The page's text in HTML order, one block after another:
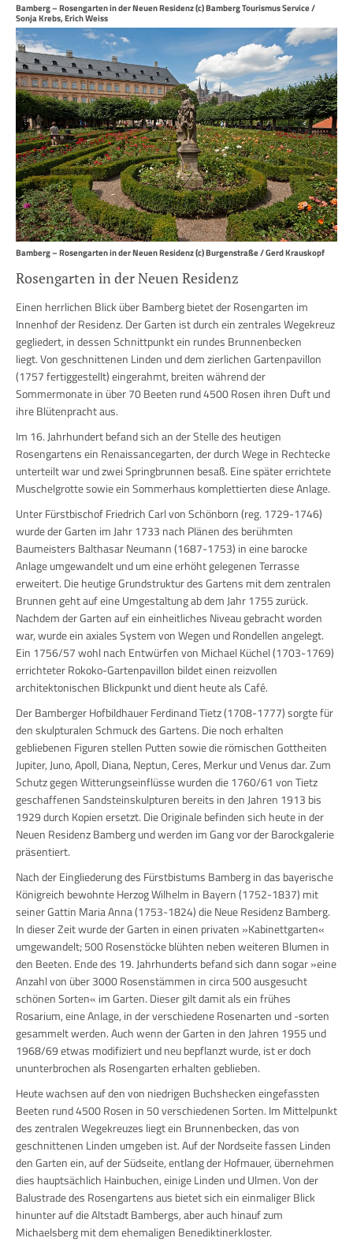
Bamberg – Rosengarten in der Neuen Residenz (c) Bamberg Tourismus Service /
Sonja Krebs, Erich Weiss
Bamberg – Rosengarten in der Neuen Residenz (c) Burgenstraße / Gerd Krauskopf
Rosengarten in der Neuen Residenz
Einen herrlichen Blick über Bamberg bietet der Rosengarten im
Innenhof der Residenz. Der Garten ist durch ein zentrales Wegekreuz
gegliedert, in dessen Schnittpunkt ein rundes Brunnenbecken
liegt. Von geschnittenen Linden und dem zierlichen Gartenpavillon
(1757 fertiggestellt) eingerahmt, breiten während der
Sommermonate in über70 Beeten rund 4500 Rosen ihren Duft und
ihre Blütenpracht aus.
Im 16. Jahrhundert befand sich an der Stelle des heutigen
Rosengartens ein Renaissancegarten, der durch Wege in Rechtecke
unterteilt war und zwei Springbrunnen besaß. Eine später errichtete
Muschelgrotte sowie ein Sommerhaus komplettierten diese Anlage.
Unter Fürstbischof Friedrich Carl von Schönborn (reg. 1729-1746)
wurde der Garten im Jahr 1733 nach Plänen des berühmten
Baumeisters Balthasar Neumann (1687-1753) in eine barocke
Anlage umgewandelt und um eine erhöht gelegenen Terrasse
erweitert. Die heutige Grundstruktur des Gartens mit dem zentralen
Brunnen geht auf eine Umgestaltung ab dem Jahr 1755 zurück.
Nachdem der Garten auf ein einheitliches Niveau gebracht worden
war, wurde ein axiales System von Wegen und Rondellen angelegt.
Ein 1756/57 wohl nach Entwürfen von Michael Küchel (1703-1769)
errichteter Rokoko-Gartenpavillon bildet einen reizvollen
architektonischen Blickpunkt und dient heute als Café.
Der Bamberger Hofbildhauer Ferdinand Tietz (1708-1777) sorgte für
den skulpturalen Schmuck des Gartens. Die noch erhalten
gebliebenen Figuren stellen Putten sowie die römischen Gottheiten
Jupiter, Juno, Apoll, Diana, Neptun, Ceres, Merkur und Venus dar. Zum
Schutz gegen Witterungseinflüsse wurden die 1760/61 von Tietz
geschaffenen Sandsteinskulpturen bereits in den Jahren 1913 bis
1929 durch Kopien ersetzt. Die Originale befinden sich heute in der
Neuen Residenz Bamberg und werden im Gang vor der Barockgalerie
präsentiert.
Nach der Eingliederung des Fürstbistums Bamberg in das bayerische
Königreich bewohnte Herzog Wilhelm in Bayern (1752-1837) mit
seiner Gattin Maria Anna (1753-1824) die Neue Residenz Bamberg.
In dieser Zeit wurde der Garten in einen privaten »Kabinettgarten«
umgewandelt;500 Rosenstöckeblühten neben weiteren Blumen in
den Beeten. Ende des 19. Jahrhunderts befand sich dann sogar »eine
Anzahl von über 3000 Rosenstämmen in circa 500 ausgesucht
schönen Sorten« im Garten. Dieser gilt damit als ein frühes
Rosarium, eine Anlage, in der verschiedene Rosenarten und -sorten
gesammelt werden. Auch wenn der Garten in den Jahren 1955 und
1968/69 etwas modifiziert und neu bepflanzt wurde, ist er doch
ununterbrochen als Rosengarten erhalten geblieben.
Heute wachsen auf den von niedrigen Buchshecken eingefassten
Beeten rund 4500 Rosen in 50 verschiedenen Sorten. Im Mittelpunkt
des zentralen Wegekreuzes liegt ein Brunnenbecken, das von
geschnittenen Linden umgeben ist. Auf der Nordseite fassen Linden
den Garten ein, auf der Südseite, entlang der Hofmauer, übernehmen
dies hauptsächlich Hainbuchen, einige Linden und Ulmen. Von der
Balustrade des Rosengartens aus bietet sich ein einmaliger Blick
hinunter auf die Altstadt Bambergs, aber auch hinauf zum
Michaelsberg mit dem ehemaligen Benediktinerkloster.